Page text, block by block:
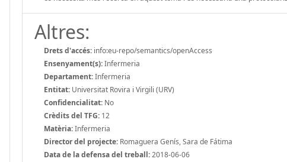
Altres:
Drets d'accés: info:eu-repo/semantics/openAccess
Ensenyament(s):Infermeria
Departament:Infermeria
Entitat: Universitat Rovira i Virgili (URV)
Confidencialitat: No
Crèdits del TFG: 12
Matèria:Infermeria
Director del projecte: Romaguera Genís, Sara de Fátima
Data de la defensa del treball:2018-06-06